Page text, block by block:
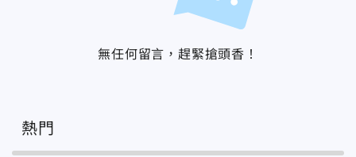
無任何留言，趕緊搶頭香！
熱門